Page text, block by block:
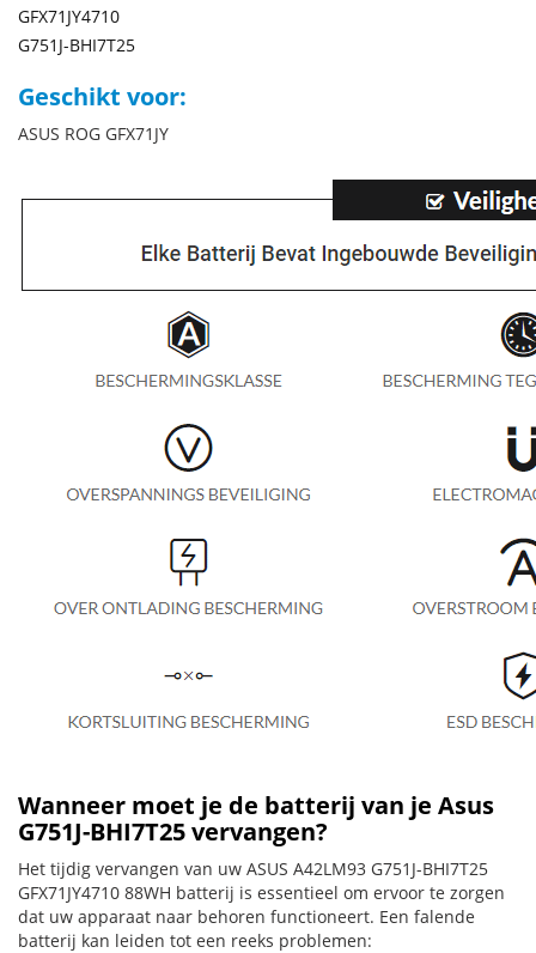
GFX71JY4710
G751J-BHI7T25
Geschikt voor:
ASUS ROG GFX71JY
Wanneer moet je de batterij van je Asus
G751J-BHI7T25 vervangen?
Het tijdig vervangen van uw ASUS A42LM93 G751J-BHI7T25
GFX71JY4710 88WH batterij is essentieel om ervoor te zorgen
dat uw apparaat naar behoren functioneert. Een falende
batterij kan leiden tot een reeks problemen: